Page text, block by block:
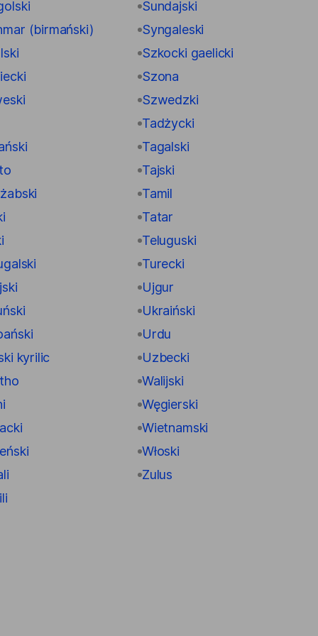
(birmański)
kyrilic
Sundajski
Syngaleski
Szkocki gaelicki
Szona
Szwedzki
Tadżycki
Tagalski
Tajski
Tamil
Tatar
Teluguski
Turecki
Ujgur
Ukraiński
Urdu
Uzbecki
Walijski
Węgierski
Wietnamski
Włoski
Zulus